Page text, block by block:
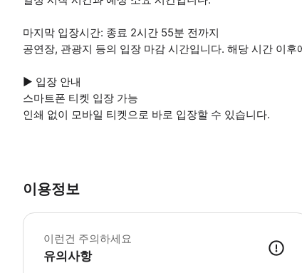
마지막 입장시간: 종료 2시간 55분 전까지
공연장, 관광지 등의 입장 마감 시간입니다. 해당 시간 이
▶ 입장 안내
스마트폰 티켓 입장 가능
인쇄 없이 모바일 티켓으로 바로 입장할 수 있습니다.
이용정보
이런건 주의하세요
유의사항